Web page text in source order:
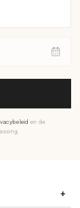
en de